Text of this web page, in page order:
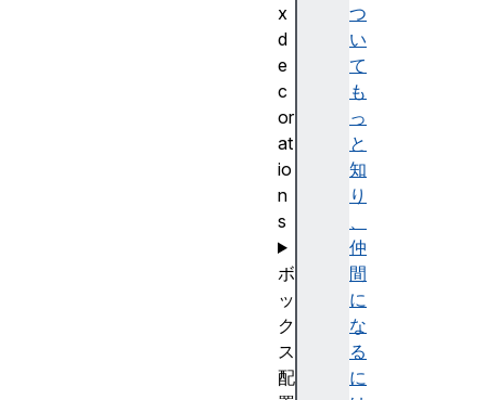
つ
い
て
も
っ
と
知
り
、
仲
間
に
な
る
に
x
d
e
c
or
at
io
n
s
ボ
ッ
ク
ス
配